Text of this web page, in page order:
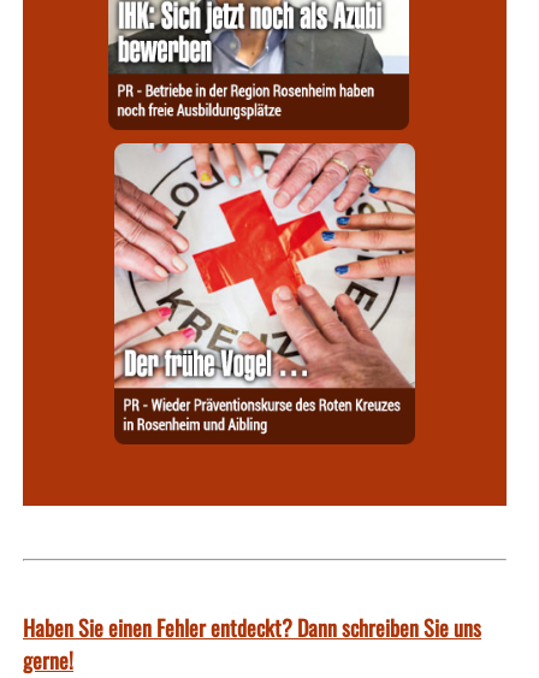
Haben Sie einen Fehler entdeckt? Dann schreiben Sie uns
gerne!